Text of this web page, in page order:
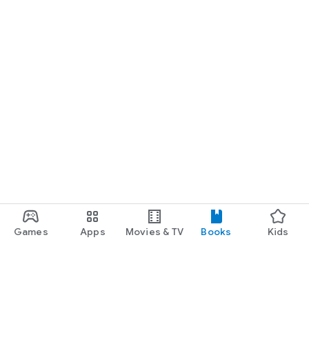
Games Apps Movies & TV Books Kids